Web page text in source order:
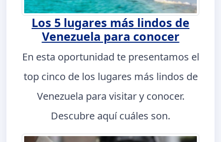
Los 5 lugares más lindos de
Venezuela para conocer
En esta oportunidad te presentamos el
top cinco de los lugares más lindos de
Venezuela para visitar y conocer.
Descubre aquí cuáles son.